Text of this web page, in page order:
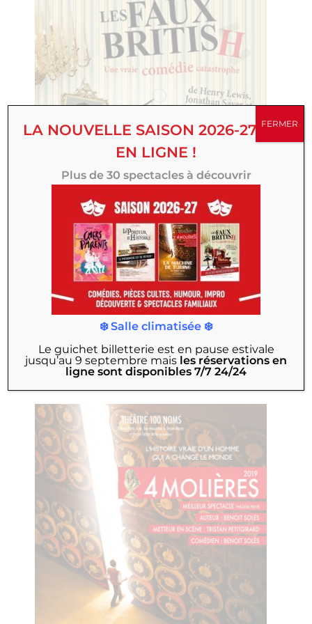
CRÉATION THÉÂTRE 100 NOMS
À partir de février 2027
Les faux british
LA NOUVELLE SAISON 2026-27 EST
EN LIGNE !
Plus de 30 spectacles à découvrir
❄️ Salle climatisée ❄️
Le guichet billetterie est en pause estivale
jusqu’au 9 septembre mais les réservations en
ligne sont disponibles 7/7 24/24
FERMER